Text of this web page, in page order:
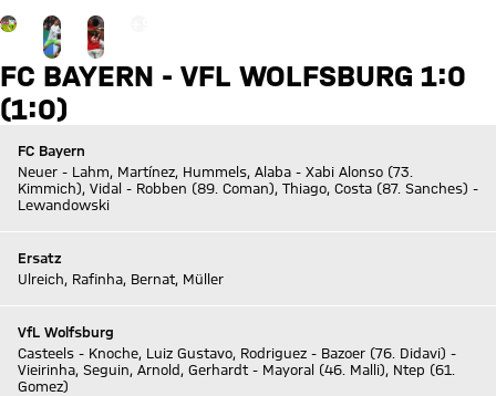
Gehe zu Gallerie Seite: zur Galerie
FC BAYERN - VFL WOLFSBURG 1:0
(1:0)
FC Bayern
Neuer - Lahm, Martínez, Hummels, Alaba - Xabi Alonso (73.
Kimmich), Vidal - Robben (89. Coman), Thiago, Costa (87. Sanches) -
Lewandowski
Ersatz
Ulreich, Rafinha, Bernat, Müller
VfL Wolfsburg
Casteels - Knoche, Luiz Gustavo, Rodriguez - Bazoer (76. Didavi) -
Vieirinha, Seguin, Arnold, Gerhardt - Mayoral (46. Malli), Ntep (61.
Gomez)